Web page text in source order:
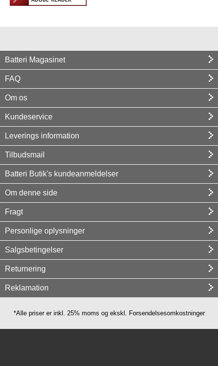
Batteri Magasinet
FAQ
Om os
Kundeservice
Leverings information
Tilbudsmail
Batteri Butik's kundeanmeldelser
Om denne side
Fragt
Personlige oplysninger
Salgsbetingelser
Returnering
Reklamation
*Alle priser er inkl. 25% moms og ekskl. Forsendelsesomkostninger